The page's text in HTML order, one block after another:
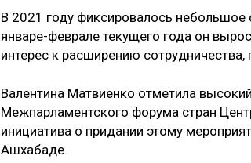
В 2021 году фиксировалось
январе-феврале текущего года он
интерес к расширению
Валентина Матвиенко отметила
Межпарламентского форума стран
инициатива о придании этому
Ашхабаде.